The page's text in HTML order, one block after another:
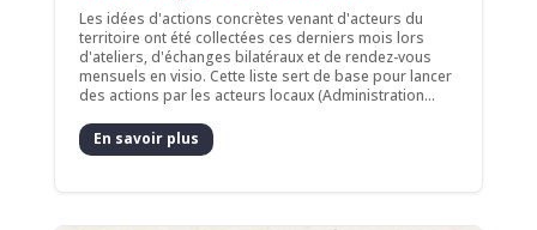
Les idées d'actions concrètes venant d'acteurs du
territoire ont été collectées ces derniers mois lors
d'ateliers, d'échanges bilatéraux et de rendez-vous
mensuels en visio. Cette liste sert de base pour lancer
des actions par les acteurs locaux (Administration...
En savoir plus